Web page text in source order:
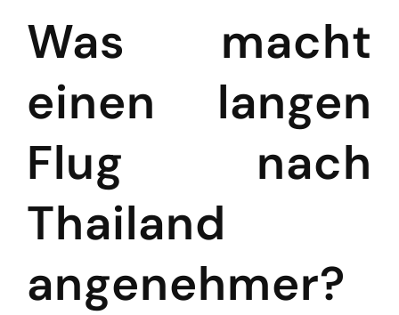
Was macht
einen langen
Flug nach
Thailand
angenehmer?